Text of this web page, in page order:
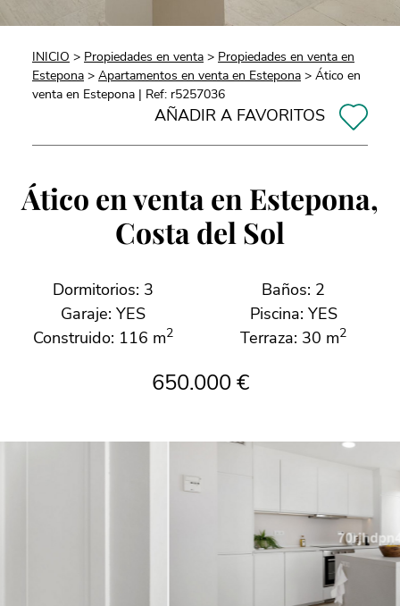
INICIO > Propiedades en venta > Propiedades en venta en
Estepona > Apartamentos en venta en Estepona > Ático en
venta en Estepona | Ref: r5257036
AÑADIR A FAVORITOS
Ático en venta en Estepona,
Costa del Sol
Dormitorios: 3
Baños: 2
Garaje: YES
Piscina: YES
Construido: 116 m2 Terraza: 30 m2
650.000 €